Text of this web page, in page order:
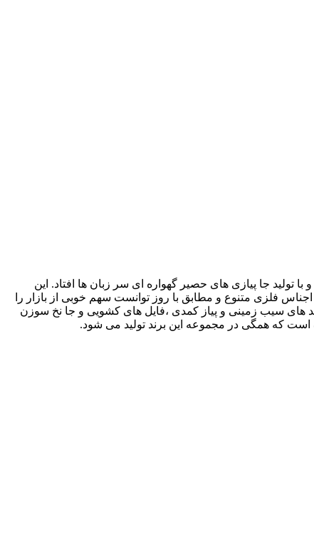
تولیدکنندگان محصولات خانه و آشپزخانه در ایران می باشد که فعالیت خود را از سال 1384 شروع کرد و با تولید جا پیازی های حصیر گهواره ای سر زبان ها افتاد. این
سال با افزایش پرسنل و تلاش روزافزون در تولید اجناس فلزی متنوع و مطابق با روز توانست سهم خوبی از بازار را
کمدی چوبی ،سبد های سیب زمینی و پیاز کمدی ،فایل های کشویی و جا نخ سوزن